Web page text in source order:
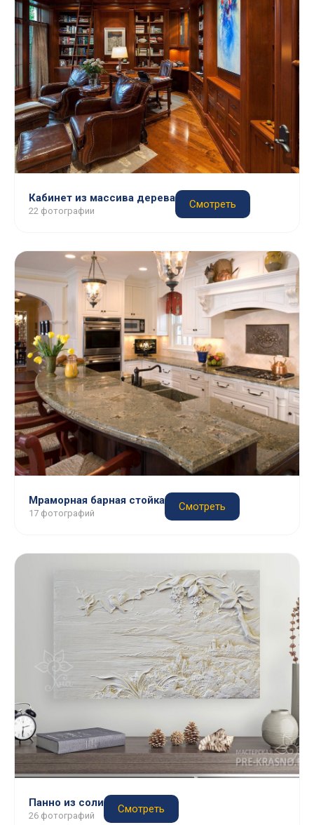
Кабинет из массива дерева
22 фотографии
Смотреть
Мраморная барная стойка
17 фотографий
Смотреть
Панно из соли
26 фотографий
Смотреть